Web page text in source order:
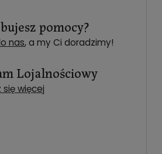
pomocy?
nas, a my Ci doradzimy!
Lojalnościowy
więcej